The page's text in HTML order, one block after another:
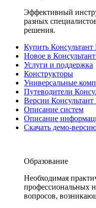
Эффективный
разных
решения.
Купить
Новое в
Услуги и поддержка
Конструкторы
Универсальные
Путеводители
Версии
Описание систем
Описание
Скачать демо-
Образование
Необходимая
профессиональных
вопросов,